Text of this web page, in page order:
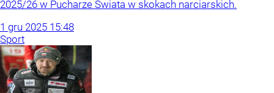
2025/26 w Pucharze Świata w skokach narciarskich.
1 gru 2025 15:48
Sport